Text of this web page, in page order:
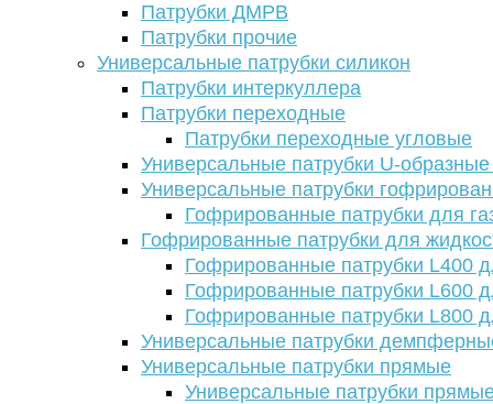
Патрубки ДМРВ
Патрубки прочие
Универсальные патрубки силикон
Патрубки интеркуллера
Патрубки переходные
Патрубки переходные угловые
Универсальные патрубки U-
Универсальные патрубки
Гофрированные патрубки для
Гофрированные патрубки для
Гофрированные патрубки L400
Гофрированные патрубки L600
Гофрированные патрубки L800
Универсальные патрубки
Универсальные патрубки прямые
Универсальные патрубки